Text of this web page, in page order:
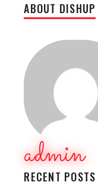
ABOUT DISHUP
admin
RECENT POSTS